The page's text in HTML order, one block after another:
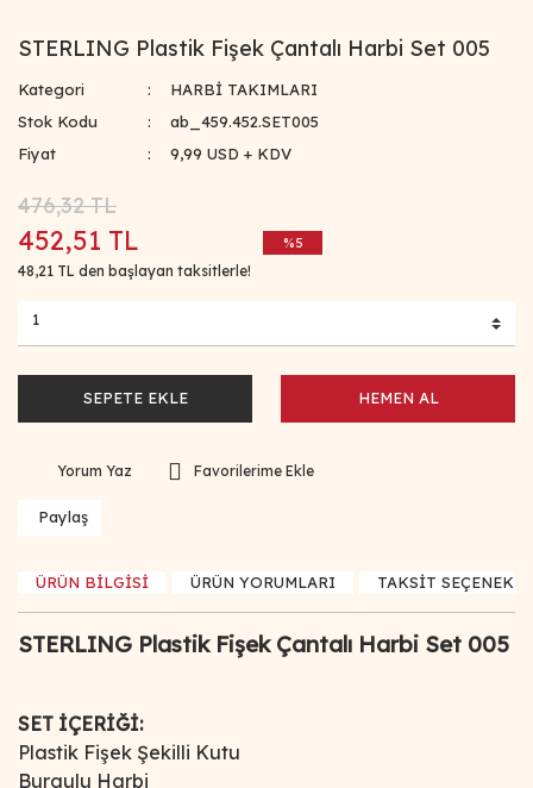
STERLING Plastik Fişek Çantalı Harbi Set 005
Kategori
HARBİ TAKIMLARI
Stok Kodu
ab_459.452.SET005
Fiyat
9,99 USD + KDV
476,32 TL
452,51 TL
48,21 TL den başlayan taksitlerle!
%5
SEPETE EKLE HEMEN AL
Yorum Yaz
Paylaş
ÜRÜN BİLGİSİ ÜRÜN YORUMLARI TAKSİT
STERLING Plastik Fişek Çantalı Harbi Set 005
SET İÇERİĞİ:
Plastik Fişek Şekilli Kutu
Burgulu Harbi